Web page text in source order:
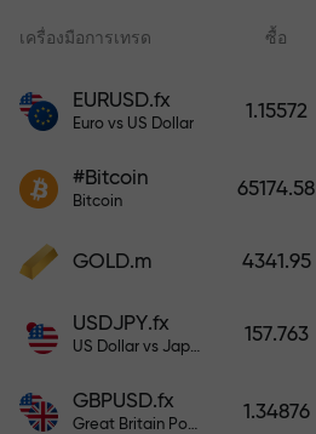
ปกป้อง!
ผิด ยิ่งฝากมาก ตัวคูณยิ่งสูง
เครื่องมือการเทรด ซื้อ
EURUSD.fx
Euro vs US Dollar
1.15572
#Bitcoin
Bitcoin
65174.58
GOLD.m 4341.95
USDJPY.fx
US Dollar vs Japanese Yen
157.763
GBPUSD.fx
Great Britain Pound vs US Dollar
1.34876